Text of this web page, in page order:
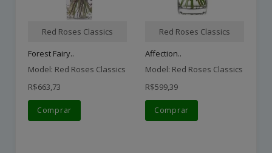
Red Roses Classics
Forest Fairy..
Model: Red Roses Classics
R$663,73
Comprar
Red Roses Classics
Affection..
Model: Red Roses Classics
R$599,39
Comprar